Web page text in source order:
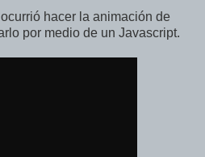
hacer la animación de
por medio de un Javascript.